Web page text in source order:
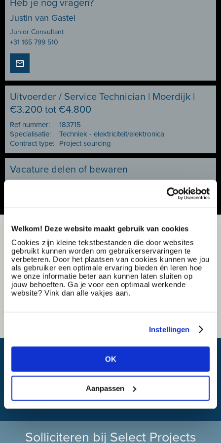
Welkom! Deze website maakt gebruik van cookies
Cookies zijn kleine tekstbestanden die door websites
gebruikt kunnen worden om gebruikerservaringen te
verbeteren. Door het plaatsen van cookies kunnen we jou
als gebruiker een optimale ervaring bieden én leren hoe
we onze informatie beter aan kunnen laten sluiten op
jouw behoeften. Ga je voor een optimaal werkende
website? Vink dan alle vakjes aan.
Instellingen
OK
Aanpassen
Heb je nog vragen?
Justin van Gastel
Junior Consultant
+31 165 799 510
Uitvoerder / Service Technician | Moerdijk |
€3.200 tot €4.800
Ref nummer:
183715
Specialisatie:
Techniek - elektriciteit/elektronica
Contract type:
Project sourcing
Vacature delen of bewaren
Solliciteren bij Select Projects